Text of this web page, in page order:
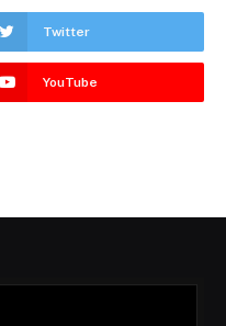
Twitter
YouTube